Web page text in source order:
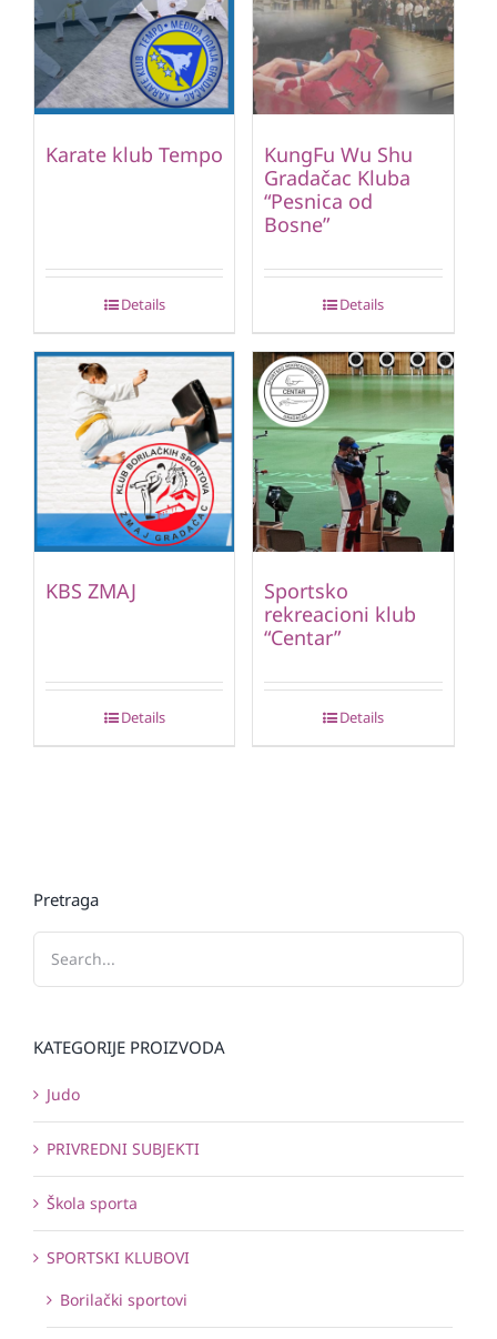
Karate klub Tempo
Details
KungFu Wu Shu
Gradačac Kluba
“Pesnica od
Bosne”
Details
KBS ZMAJ
Details
Sportsko
rekreacioni klub
“Centar”
Details
Pretraga
KATEGORIJE PROIZVODA
Judo
PRIVREDNI SUBJEKTI
Škola sporta
SPORTSKI KLUBOVI
Borilački sportovi